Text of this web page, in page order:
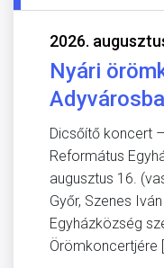
2026.
Nyári
Dicsőítő koncert
Református
augusztus 16.
Győr, Szenes
Egyházközség
Örömkoncertjére